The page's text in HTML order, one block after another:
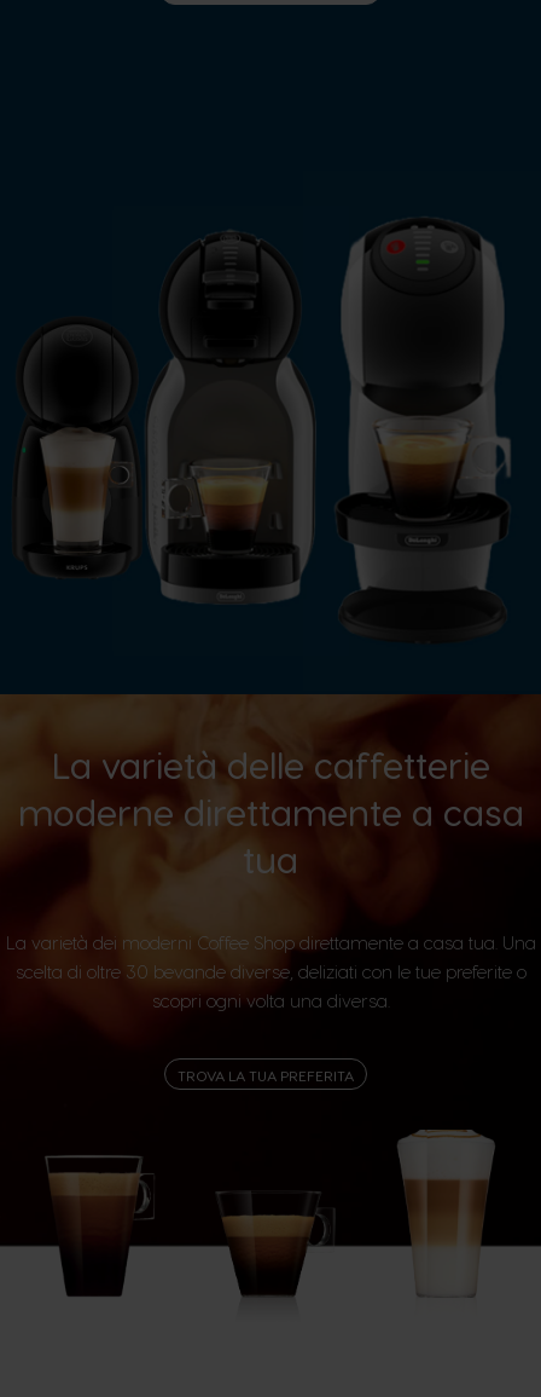
La varietà delle caffetterie
moderne direttamente a casa
tua
La varietà dei moderni Coffee Shop direttamente a casa tua. Una
scelta di oltre 30 bevande diverse, deliziati con le tue preferite o
scopri ogni volta una diversa.
TROVA LA TUA PREFERITA